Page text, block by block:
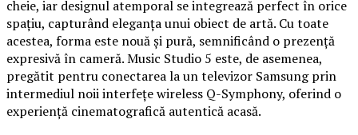
cheie, iar designul atemporal se integrează perfect în orice
spațiu, capturând eleganța unui obiect de artă. Cu toate
acestea, forma este nouă și pură, semnificând o prezență
expresivă în cameră. Music Studio 5 este, de asemenea,
pregătit pentru conectarea la un televizor Samsung prin
intermediul noii interfețe wireless Q-Symphony, oferind o
experiență cinematografică autentică acasă.